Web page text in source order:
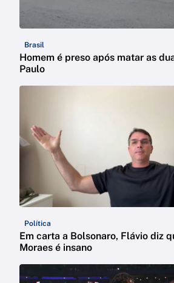
Brasil
Homem é preso após matar as
Paulo
Política
Em carta a Bolsonaro, Flávio diz
Moraes é insano